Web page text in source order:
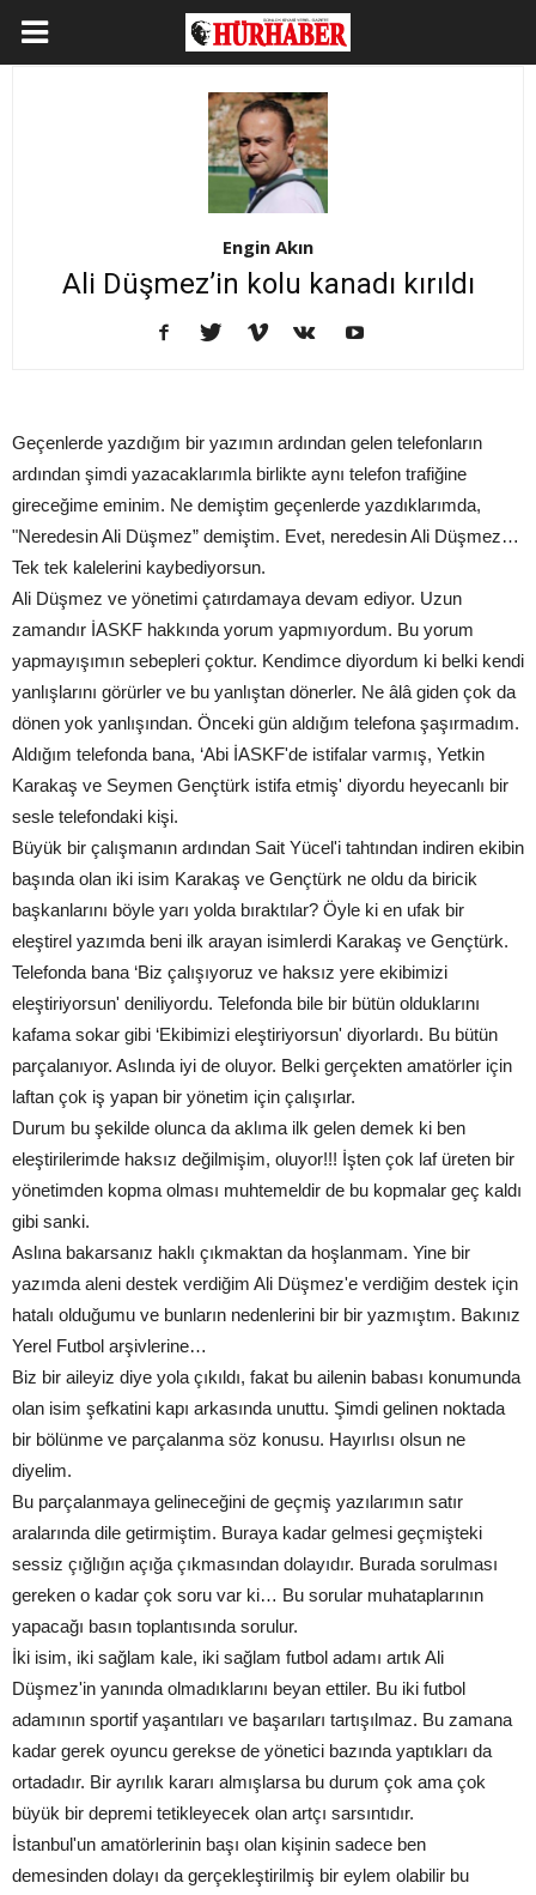
Engin Akın
Ali Düşmez’in kolu kanadı kırıldı
Geçenlerde yazdığım bir yazımın ardından gelen telefonların
ardından şimdi yazacaklarımla birlikte aynı telefon trafiğine
gireceğime eminim. Ne demiştim geçenlerde yazdıklarımda,
"Neredesin Ali Düşmez” demiştim. Evet, neredesin Ali Düşmez…
Tek tek kalelerini kaybediyorsun.
Ali Düşmez ve yönetimi çatırdamaya devam ediyor. Uzun
zamandır İASKF hakkında yorum yapmıyordum. Bu yorum
yapmayışımın sebepleri çoktur. Kendimce diyordum ki belki kendi
yanlışlarını görürler ve bu yanlıştan dönerler. Ne âlâ giden çok da
dönen yok yanlışından. Önceki gün aldığım telefona şaşırmadım.
Aldığım telefonda bana, ‘Abi İASKF'de istifalar varmış, Yetkin
Karakaş ve Seymen Gençtürk istifa etmiş' diyordu heyecanlı bir
sesle telefondaki kişi.
Büyük bir çalışmanın ardından Sait Yücel'i tahtından indiren ekibin
başında olan iki isim Karakaş ve Gençtürk ne oldu da biricik
başkanlarını böyle yarı yolda bıraktılar? Öyle ki en ufak bir
eleştirel yazımda beni ilk arayan isimlerdi Karakaş ve Gençtürk.
Telefonda bana ‘Biz çalışıyoruz ve haksız yere ekibimizi
eleştiriyorsun' deniliyordu. Telefonda bile bir bütün olduklarını
kafama sokar gibi ‘Ekibimizi eleştiriyorsun' diyorlardı. Bu bütün
parçalanıyor. Aslında iyi de oluyor. Belki gerçekten amatörler için
laftan çok iş yapan bir yönetim için çalışırlar.
Durum bu şekilde olunca da aklıma ilk gelen demek ki ben
eleştirilerimde haksız değilmişim, oluyor!!! İşten çok laf üreten bir
yönetimden kopma olması muhtemeldir de bu kopmalar geç kaldı
gibi sanki.
Aslına bakarsanız haklı çıkmaktan da hoşlanmam. Yine bir
yazımda aleni destek verdiğim Ali Düşmez'e verdiğim destek için
hatalı olduğumu ve bunların nedenlerini bir bir yazmıştım. Bakınız
Yerel Futbol arşivlerine…
Biz bir aileyiz diye yola çıkıldı, fakat bu ailenin babası konumunda
olan isim şefkatini kapı arkasında unuttu. Şimdi gelinen noktada
bir bölünme ve parçalanma söz konusu. Hayırlısı olsun ne
diyelim.
Bu parçalanmaya gelineceğini de geçmiş yazılarımın satır
aralarında dile getirmiştim. Buraya kadar gelmesi geçmişteki
sessiz çığlığın açığa çıkmasından dolayıdır. Burada sorulması
gereken o kadar çok soru var ki… Bu sorular muhataplarının
yapacağı basın toplantısında sorulur.
İki isim, iki sağlam kale, iki sağlam futbol adamı artık Ali
Düşmez'in yanında olmadıklarını beyan ettiler. Bu iki futbol
adamının sportif yaşantıları ve başarıları tartışılmaz. Bu zamana
kadar gerek oyuncu gerekse de yönetici bazında yaptıkları da
ortadadır. Bir ayrılık kararı almışlarsa bu durum çok ama çok
büyük bir depremi tetikleyecek olan artçı sarsıntıdır.
İstanbul'un amatörlerinin başı olan kişinin sadece ben
demesinden dolayı da gerçekleştirilmiş bir eylem olabilir bu